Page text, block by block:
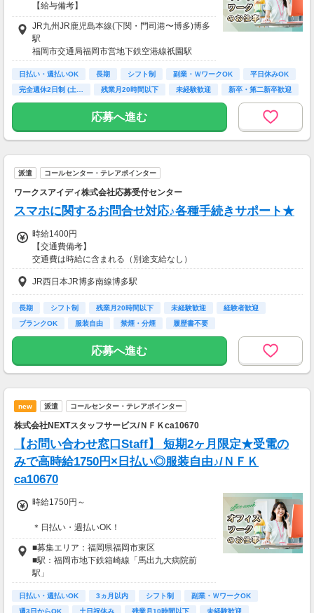
【給与備考】
＼高時給だから、効率よく稼げる♪／
★昇給もあり
★研修あり
★時間外手当支給
★給料日前に受け取れる「前給制度」あり
給料日前にお支払いする独自の制度がありま
1日勤務に対して最大5,000円までが対象で、
1ヵ月に最大15万円まで利用できます。
【交通費備考】
◆交通費支給あり
JR九州JR鹿児島本線(下関・門司港〜博多)博多
駅
福岡市交通局福岡市営地下鉄空港線祇園駅
日払い・週払いOK 長期 シフト制 副業・ＷワークOK
平日休みOK
完全週休2日制 (土…
残業月20時間以下 未経験歓迎 新卒・第二新卒歓迎
応募へ進む
派遣 コールセンター・テレアポインター
ワークスアイディ株式会社応募受付センター
スマホに関するお問合せ対応♪各種手続きサポート★
時給1400円
【交通費備考】
交通費は時給に含まれる（別途支給なし）
JR西日本JR博多南線博多駅
長期 シフト制 残業月20時間以下 未経験歓迎
経験者歓迎
ブランクOK
服装自由 禁煙・分煙 履歴書不要
応募へ進む
new 派遣 コールセンター・テレアポインター
株式会社NEXTスタッフサービス/ＮＦＫca10670
【お問い合わせ窓口Staff】 短期2ヶ月限定★受電の
みで高時給1750円×日払い◎服装自由♪/ＮＦＫ
ca10670
時給1750円～
＊日払い・週払いOK！
＊交通費別途支給
■募集エリア：福岡県福岡市東区
■駅：福岡市地下鉄箱崎線「馬出九大病院前
駅」
日払い・週払いOK 3ヵ月以内 シフト制
副業・ＷワークOK
週3日からOK
土日祝休み 残業月10時間以下 未経験歓迎